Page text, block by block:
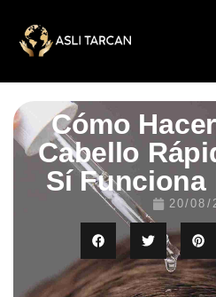
Cómo
Cabello
Sí Funciona
20/08/